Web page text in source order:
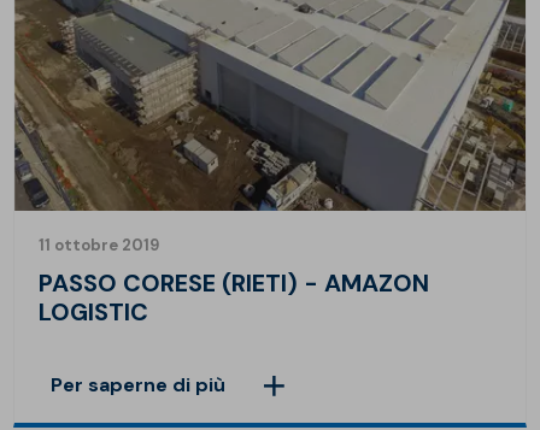
11 ottobre 2019
PASSO CORESE (RIETI) - AMAZON
LOGISTIC
Per saperne di più